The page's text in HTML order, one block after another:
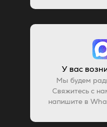
У вас
Мы будем
Свяжитесь с
напишите в